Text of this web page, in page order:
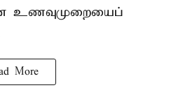
உணவுமுறையைப்
More